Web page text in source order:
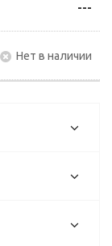
---
Нет в наличии